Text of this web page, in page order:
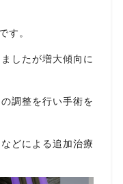
す。
したが増大傾向に
調整を行い手術を
どによる追加治療